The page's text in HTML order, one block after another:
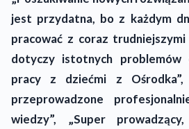
jest przydatna, bo z każdym
pracować z coraz trudniejszymi
dotyczy istotnych problemów
pracy z dziećmi z Ośrodka”,
przeprowadzone
wiedzy”, „Super